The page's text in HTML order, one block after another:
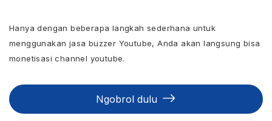
Hanya dengan beberapa langkah sederhana untuk
menggunakan jasa buzzer Youtube, Anda akan langsung bisa
monetisasi channel youtube.
Ngobrol dulu